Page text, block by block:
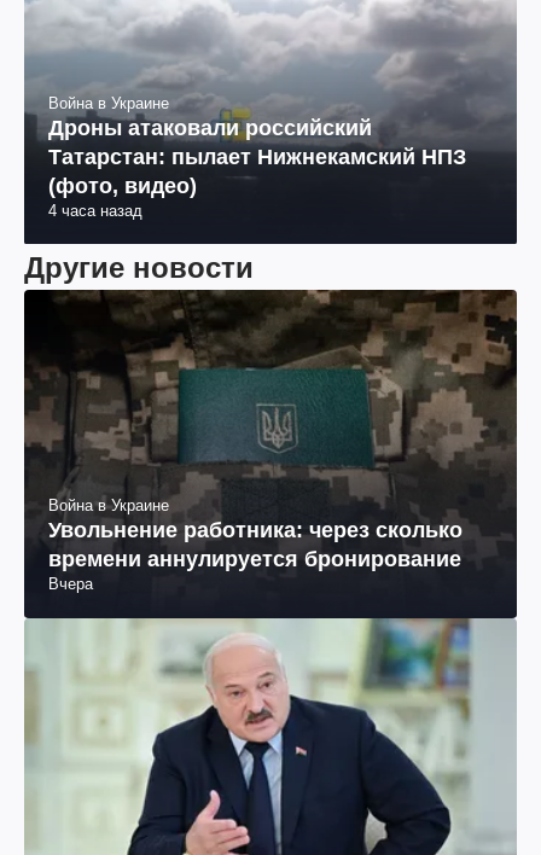
Война в Украине
Дроны атаковали российский
Татарстан: пылает Нижнекамский НПЗ
(фото, видео)
4 часа назад
Другие новости
Война в Украине
Увольнение работника: через сколько
времени аннулируется бронирование
Вчера